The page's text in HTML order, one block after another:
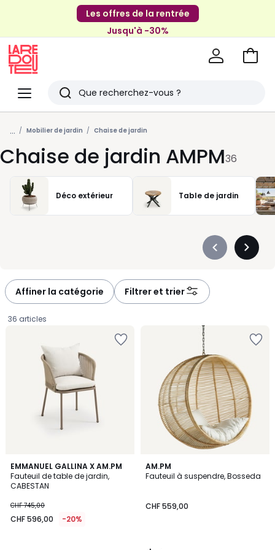
Les offres de la rentrée
Jusqu'à -30%
Menu
Redoute
Rechercher
Derniers
articles
vus
Aller
... Mobilier de jardin Chaise de jardin
Chaise de jardin AMPM36
Déco extérieur Table de jardin
Précédent
Affiner la catégorie Filtrer et trier
36 articles
EMMANUEL GALLINA X AM.PM
Fauteuil de table de jardin,
CABESTAN
596,00
au
CHF 745,00
CHF 596,00 -20%
AM.PM
Fauteuil à suspendre, Bosseda
CHF 559,00
4
/